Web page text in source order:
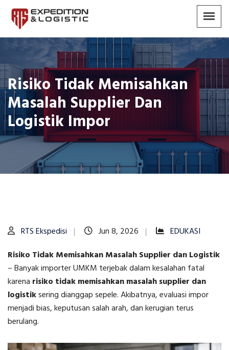
Risiko Tidak Memisahkan
Masalah Supplier Dan
Logistik Impor
RTS Ekspedisi Jun 8, 2026
EDUKASI
Risiko Tidak Memisahkan Masalah Supplier dan Logistik
–Banyak importer UMKM terjebak dalam kesalahan fatal
karena risiko tidak memisahkan masalah supplier dan
logistiksering dianggap sepele. Akibatnya, evaluasi impor
menjadi bias, keputusan salah arah, dan kerugian terus
berulang.